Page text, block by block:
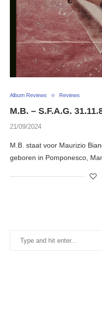
Album Reviews Reviews
M.B. – S.F.A.G.
21/09/2024
M.B. staat voor Maurizio
geboren in Pomponesco,